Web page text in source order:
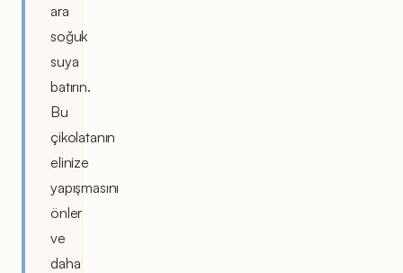
ara
soğuk
suya
batırın.
Bu
çikolatanın
elinize
yapışmasını
önler
ve
daha